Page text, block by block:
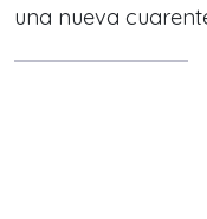
una nueva